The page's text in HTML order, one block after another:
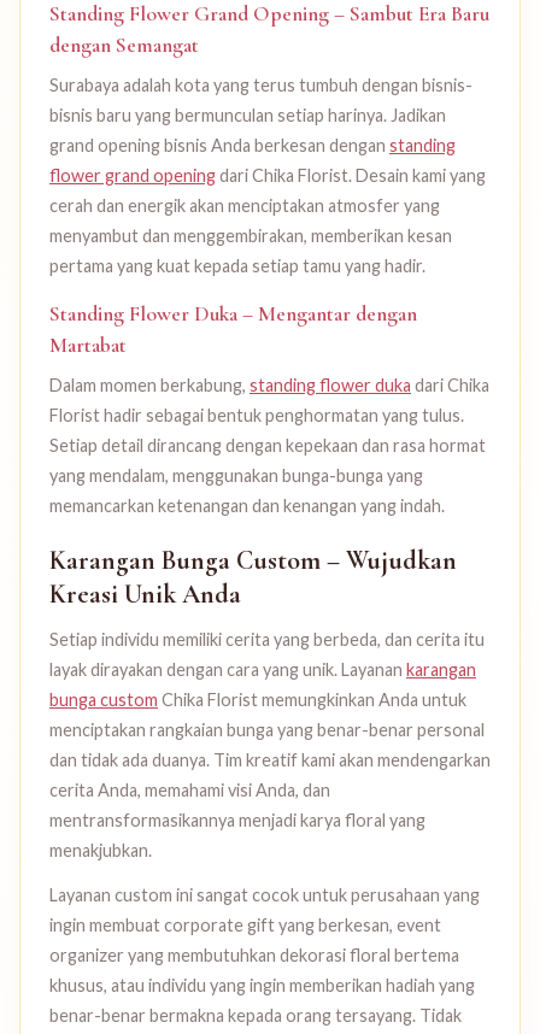
Standing Flower Grand Opening – Sambut Era Baru
dengan Semangat
Surabaya adalah kota yang terus tumbuh dengan bisnis-
bisnis baru yang bermunculan setiap harinya. Jadikan
grand opening bisnis Anda berkesan dengan standing
flower grand openingdari Chika Florist. Desain kami yang
cerah dan energik akan menciptakan atmosfer yang
menyambut dan menggembirakan, memberikan kesan
pertama yang kuat kepada setiap tamu yang hadir.
Standing Flower Duka – Mengantar dengan
Martabat
Dalam momen berkabung, standing flower duka dari Chika
Florist hadir sebagai bentuk penghormatan yang tulus.
Setiap detail dirancang dengan kepekaan dan rasa hormat
yang mendalam, menggunakan bunga-bunga yang
memancarkan ketenangan dan kenangan yang indah.
Karangan Bunga Custom – Wujudkan
Kreasi Unik Anda
Setiap individu memiliki cerita yang berbeda, dan cerita itu
layak dirayakan dengan cara yang unik. Layanan karangan
bunga custom Chika Florist memungkinkan Anda untuk
menciptakan rangkaian bunga yang benar-benar personal
dan tidak ada duanya. Tim kreatif kami akan mendengarkan
cerita Anda, memahami visi Anda, dan
mentransformasikannya menjadi karya floral yang
menakjubkan.
Layanan custom ini sangat cocok untuk perusahaan yang
ingin membuat corporate gift yang berkesan, event
organizer yang membutuhkan dekorasi floral bertema
khusus, atau individu yang ingin memberikan hadiah yang
benar-benar bermakna kepada orang tersayang. Tidak